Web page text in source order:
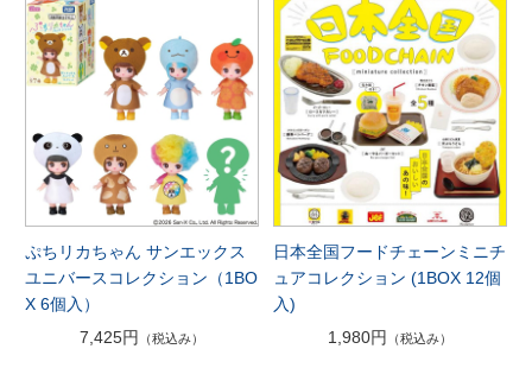
ぷちリカちゃん サンエックス
ユニバースコレクション（1BO
X 6個入）
7,425円
（税込み）
日本全国フードチェーンミニチ
ュアコレクション (1BOX 12個
入)
1,980円
（税込み）